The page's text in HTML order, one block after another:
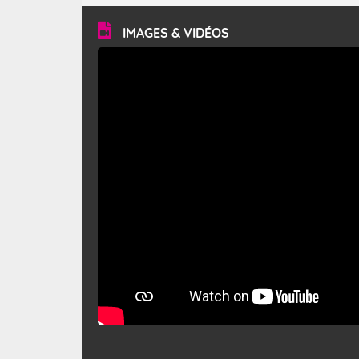
vitesse moyenne de 50 km/h et atteindre 80 à 100 km/h
en rafales, parfois davantage. Il parcourt la basse vallée
du Rhône et la Provence et envahit le littoral
méditerranéen à partir de la Camargue.
IMAGES & VIDÉOS